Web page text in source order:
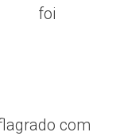
foi
com